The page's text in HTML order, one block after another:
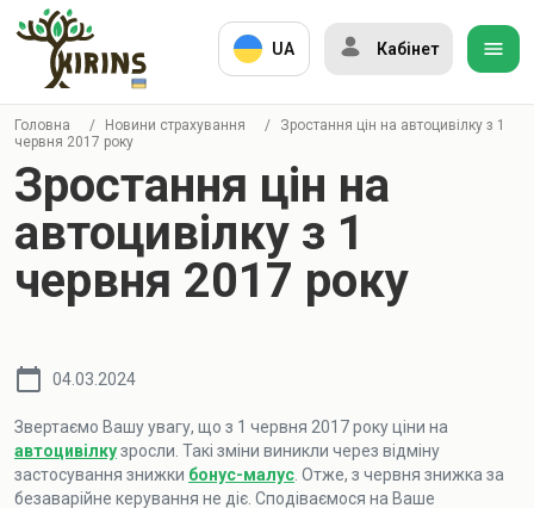
UA Кабінет
Головна / Новини страхування /
Зростання цін на автоцивілку з 1
червня 2017 року
Зростання цін на
автоцивілку з 1
червня 2017 року
04.03.2024
Звертаємо Вашу увагу, що з 1 червня 2017 року ціни на
автоцивілкузросли. Такі зміни виникли через відміну
застосування знижки бонус-малус . Отже, з червня знижка за
безаварійне керування не діє. Сподіваємося на Ваше